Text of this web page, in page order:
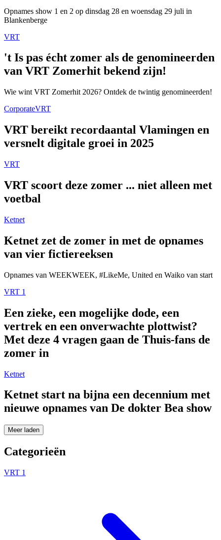
Opnames show 1 en 2 op dinsdag 28 en woensdag 29 juli in
Blankenberge
VRT
't Is pas écht zomer als de genomineerden
van VRT Zomerhit bekend zijn!
Wie wint VRT Zomerhit 2026? Ontdek de twintig genomineerden!
CorporateVRT
VRT bereikt recordaantal Vlamingen en
versnelt digitale groei in 2025
VRT
VRT scoort deze zomer ... niet alleen met
voetbal
Ketnet
Ketnet zet de zomer in met de opnames
van vier fictiereeksen
Opnames van WEEKWEEK, #LikeMe, United en Waiko van start
VRT 1
Een zieke, een mogelijke dode, een
vertrek en een onverwachte plottwist?
Met deze 4 vragen gaan de Thuis-fans de
zomer in
Ketnet
Ketnet start na bijna een decennium met
nieuwe opnames van De dokter Bea show
Meer laden
Categorieën
VRT 1